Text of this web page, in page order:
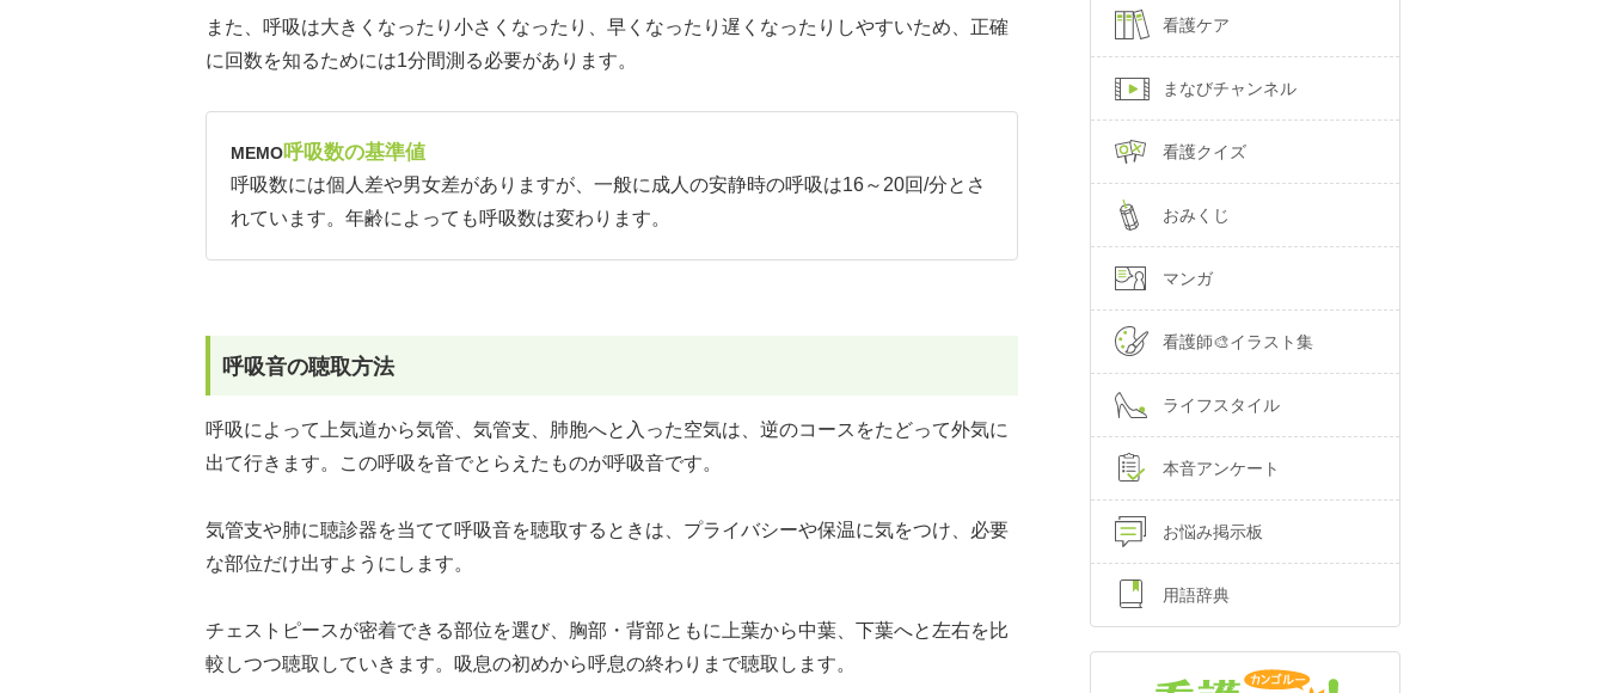
また、呼吸は大きくなったり小さくなったり、早くなったり遅くなったりしやすいため、正確
に回数を知るためには1分間測る必要があります。
MEMO呼吸数の基準値
呼吸数には個人差や男女差がありますが、一般に成人の安静時の呼吸は16～20回/分とさ
れています。年齢によっても呼吸数は変わります。
呼吸音の聴取方法
呼吸によって上気道から気管、気管支、肺胞へと入った空気は、逆のコースをたどって外気に
出て行きます。この呼吸を音でとらえたものが呼吸音です。
気管支や肺に聴診器を当てて呼吸音を聴取するときは、プライバシーや保温に気をつけ、必要
な部位だけ出すようにします。
チェストピースが密着できる部位を選び、胸部・背部ともに上葉から中葉、下葉へと左右を比
較しつつ聴取していきます。吸息の初めから呼息の終わりまで聴取します。
看護ケア
まなびチャンネル
看護クイズ
おみくじ
マンガ
看護師🎨イラスト集
ライフスタイル
本音アンケート
お悩み掲示板
用語辞典